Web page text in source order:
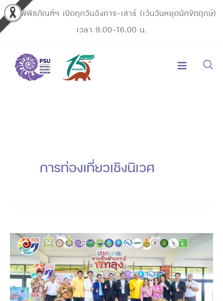
Skip
to
พิพิธภัณฑ์ฯ เปิดทุกวันอังคาร-เสาร์ (เว้นวันหยุดนักขัตฤกษ์)
เวลา 9.00-16.00 น.
การท่องเที่ยวเชิงนิเวศ
เทศกาล
ซากดึกดำบรรพ์
พัทลุง:
กา